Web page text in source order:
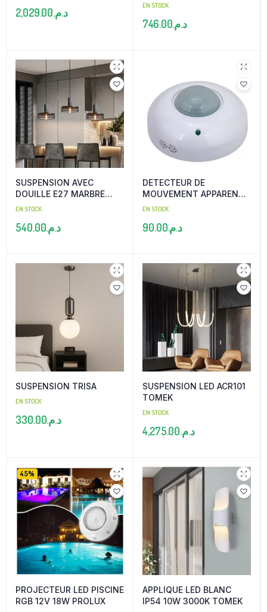
د.م.2,029.00
EN STOCK
د.م.746.00
SUSPENSION AVEC
DOUILLE E27 MARBRE
NOIR
EN STOCK
د.م.540.00
DETECTEUR DE
MOUVEMENT APPARENT
360° PROLUX
EN STOCK
د.م.90.00
SUSPENSION TRISA
EN STOCK
د.م.330.00
SUSPENSION LED ACR101
TOMEK
EN STOCK
د.م.4,275.00
45%
PROJECTEUR LED PISCINE
RGB 12V 18W PROLUX
APPLIQUE LED BLANC
IP54 10W 3000K TOMEK